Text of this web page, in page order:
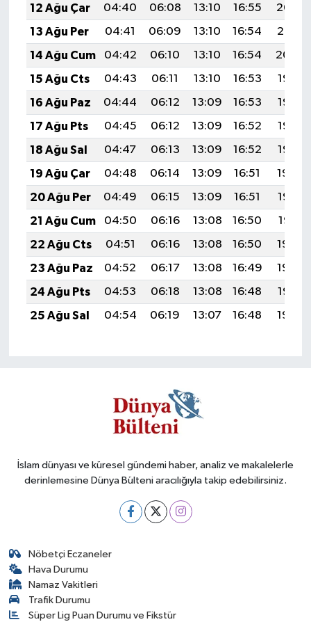
12 Ağu Çar
04:40 06:08 13:10 16:55
20:02
13 Ağu Per
04:41 06:09 13:10 16:54
20:01
14 Ağu Cum
04:42 06:10 13:10 16:54
20:00
15 Ağu Cts
04:43 06:11 13:10 16:53
19:58
16 Ağu Paz
04:44 06:12 13:09 16:53
19:57
17 Ağu Pts
04:45 06:12 13:09 16:52
19:56
18 Ağu Sal
04:47 06:13 13:09 16:52
19:55
19 Ağu Çar
04:48 06:14 13:09 16:51
19:54
20 Ağu Per
04:49 06:15 13:09 16:51
19:52
21 Ağu Cum
04:50 06:16 13:08 16:50
19:51
22 Ağu Cts
04:51 06:16 13:08 16:50
19:50
23 Ağu Paz
04:52 06:17 13:08 16:49
19:48
24 Ağu Pts
04:53 06:18 13:08 16:48
19:47
25 Ağu Sal
04:54 06:19 13:07 16:48 19:46
İslam dünyası ve küresel gündemi haber, analiz ve makalelerle
derinlemesine Dünya Bülteni aracılığıyla takip edebilirsiniz.
Nöbetçi Eczaneler
Hava Durumu
Namaz Vakitleri
Trafik Durumu
Süper Lig Puan Durumu ve Fikstür